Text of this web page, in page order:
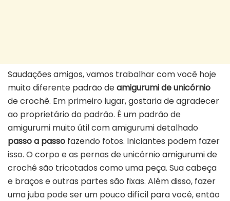
Saudações amigos, vamos trabalhar com você hoje
muito diferente padrão deamigurumi de unicórnio
de crochê. Em primeiro lugar, gostaria de agradecer
ao proprietário do padrão. É um padrão de
amigurumi muito útil com amigurumi detalhado
passo a passo fazendo fotos. Iniciantes podem fazer
isso. O corpo e as pernas de unicórnio amigurumi de
crochê são tricotados como uma peça. Sua cabeça
e braços e outras partes são fixas. Além disso, fazer
uma juba pode ser um pouco difícil para você, então